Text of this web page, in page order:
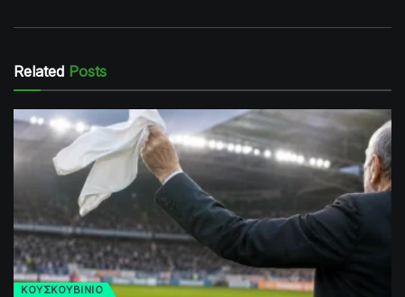
Related Posts
ΚΟΥΣΚΟΥΒΙΝΙΟ